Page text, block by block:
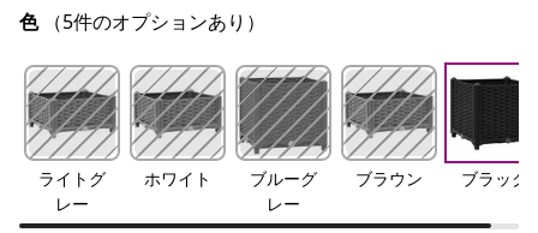
色 （5件のオプションあり）
ライトグ
レー
ホワイト
ブルーグ
レー
ブラウン ブラック